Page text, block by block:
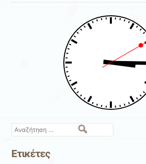
Αναζήτηση
Ετικέτες